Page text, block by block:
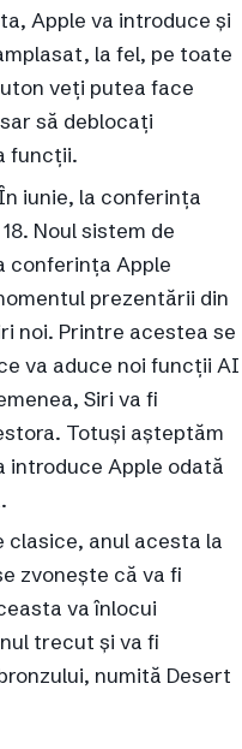
Apple va introduce și
la fel, pe toate
veți putea face
să deblocați
funcții.
iunie, la conferința
Noul sistem de
conferința Apple
prezentării din
noi. Printre acestea se
va aduce noi funcții AI
Siri va fi
Totuși așteptăm
introduce Apple odată
clasice, anul acesta la
zvonește că va fi
va înlocui
trecut și va fi
numită Desert